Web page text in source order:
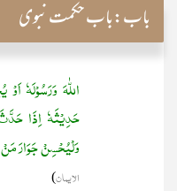
باب:باب حکمت نبوی
اللّٰہَ وَرَسُوْلَہٗ
حَدِیْثَہٗ اِذَا
وَلْیُحْسِنْ جَوَارَ
الایمان)